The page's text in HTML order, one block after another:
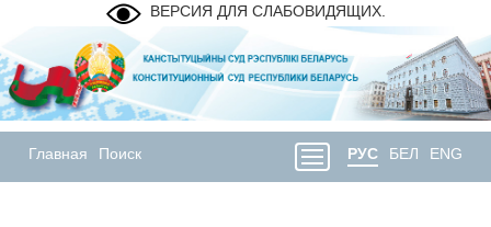
ВЕРСИЯ ДЛЯ СЛАБОВИДЯЩИХ.
Главная Поиск РУС БЕЛ ENG